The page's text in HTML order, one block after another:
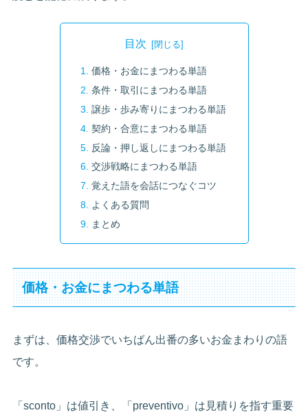
目次
価格・お金にまつわる単語
条件・取引にまつわる単語
譲歩・歩み寄りにまつわる単語
契約・合意にまつわる単語
反論・押し返しにまつわる単語
交渉戦略にまつわる単語
覚えた語を会話につなぐコツ
よくある質問
まとめ
価格・お金にまつわる単語
まずは、価格交渉でいちばん出番の多いお金まわりの語
です。
「sconto」は値引き、「preventivo」は見積りを指す重要